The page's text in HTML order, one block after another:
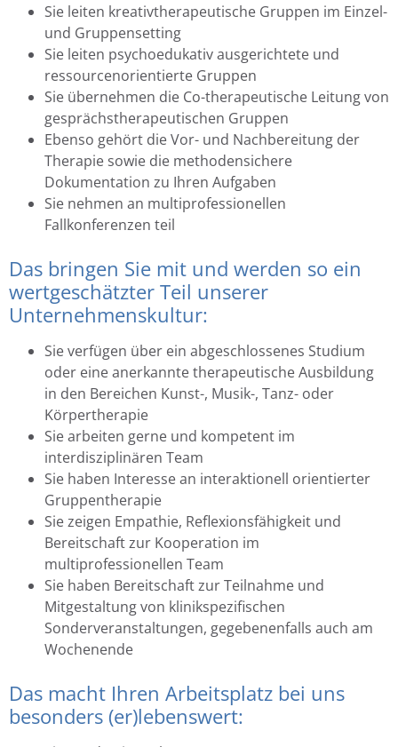
Sie leiten kreativtherapeutische Gruppen im Einzel-
und Gruppensetting
Sie leiten psychoedukativ ausgerichtete und
ressourcenorientierte Gruppen
Sie übernehmen die Co-therapeutische Leitung von
gesprächstherapeutischen Gruppen
Ebenso gehört die Vor- und Nachbereitung der
Therapie sowie die methodensichere
Dokumentation zu Ihren Aufgaben
Sie nehmen an multiprofessionellen
Fallkonferenzen teil
Das bringen Sie mit und werden so ein
wertgeschätzter Teil unserer
Unternehmenskultur:
Sie verfügen über ein abgeschlossenes Studium
oder eine anerkannte therapeutische Ausbildung
in den Bereichen Kunst-, Musik-, Tanz- oder
Körpertherapie
Sie arbeiten gerne und kompetent im
interdisziplinären Team
Sie haben Interesse an interaktionell orientierter
Gruppentherapie
Sie zeigen Empathie, Reflexionsfähigkeit und
Bereitschaft zur Kooperation im
multiprofessionellen Team
Sie haben Bereitschaft zur Teilnahme und
Mitgestaltung von klinikspezifischen
Sonderveranstaltungen, gegebenenfalls auch am
Wochenende
Das macht Ihren Arbeitsplatz bei uns
besonders (er)lebenswert: